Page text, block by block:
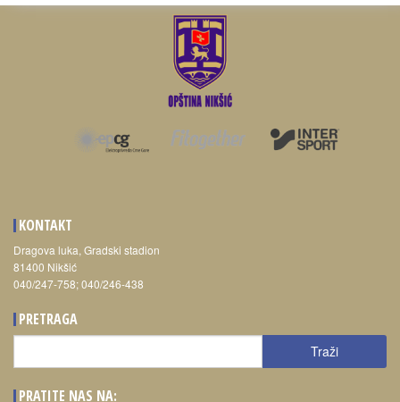
KONTAKT
Dragova luka, Gradski stadion
81400 Nikšić
040/247-758; 040/246-438
PRETRAGA
Traži
PRATITE NAS NA: